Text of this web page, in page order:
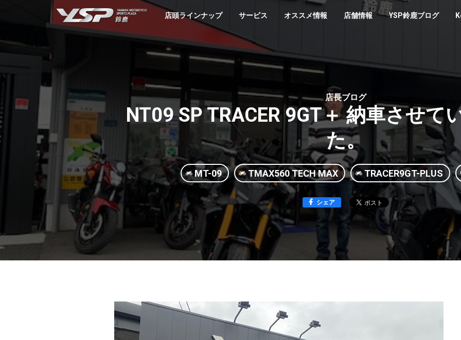
YSP鈴鹿店頭ラインナップ サービス オススメ情報 店舗情報 YSP鈴鹿ブログ
店長ブログ
NT09 SP TRACER 9GT＋ 納車させて
た。
MT-09 TMAX560 TECH MAX TRACER9GT-PLUS
シェア